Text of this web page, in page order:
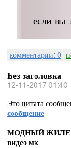
если вы
комментарии: 0
Без заголовка
12-11-2017 01:40
Это цитата
сообщение
МОДНЫЙ
видео мк